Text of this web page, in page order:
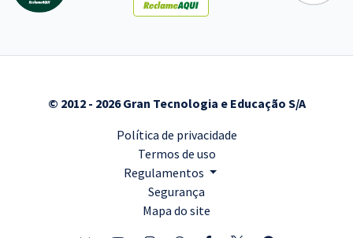
© 2012 - 2026 Gran Tecnologia e Educação S/A
Política de privacidade
Termos de uso
Regulamentos
Segurança
Mapa do site